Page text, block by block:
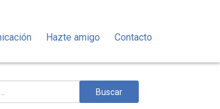
Hazte amigo Contacto